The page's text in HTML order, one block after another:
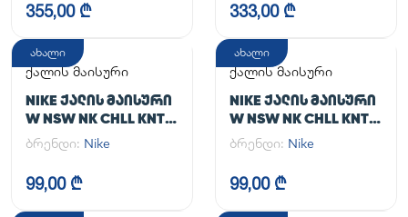
355,00 ₾ 333,00 ₾
ახალი
ქალის მაისური
NIKE ᲥᲐᲚᲘᲡ ᲛᲐᲘᲡᲣᲠᲘ
W NSW NK CHLL KNT
MD CRP
ბრენდი: Nike
99,00 ₾
ახალი
ქალის მაისური
NIKE ᲥᲐᲚᲘᲡ ᲛᲐᲘᲡᲣᲠᲘ
W NSW NK CHLL KNT
MD CRP
ბრენდი: Nike
99,00 ₾